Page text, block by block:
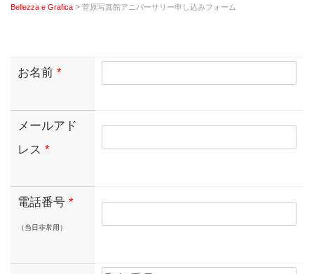
Bellezza e Grafica > 菅原写真館アニバーサリー申し込みフォーム
お名前 *
メールアド
レス *
電話番号 *
（当日非常用）